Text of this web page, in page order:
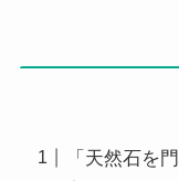
「天然石を